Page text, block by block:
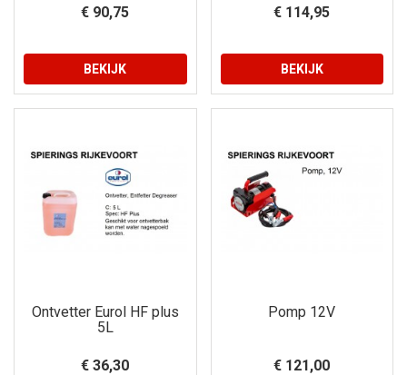
€ 90,75
BEKIJK
€ 114,95
BEKIJK
Ontvetter Eurol HF plus
5L
€ 36,30
Pomp 12V
€ 121,00